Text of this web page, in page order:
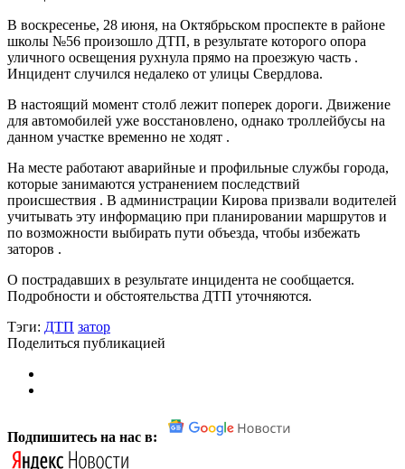
В воскресенье, 28 июня, на Октябрьском проспекте в районе
школы №56 произошло ДТП, в результате которого опора
уличного освещения рухнула прямо на проезжую часть .
Инцидент случился недалеко от улицы Свердлова.
В настоящий момент столб лежит поперек дороги. Движение
для автомобилей уже восстановлено, однако троллейбусы на
данном участке временно не ходят .
На месте работают аварийные и профильные службы города,
которые занимаются устранением последствий
происшествия . В администрации Кирова призвали водителей
учитывать эту информацию при планировании маршрутов и
по возможности выбирать пути объезда, чтобы избежать
заторов .
О пострадавших в результате инцидента не сообщается.
Подробности и обстоятельства ДТП уточняются.
Тэги: ДТП затор
Поделиться публикацией
Подпишитесь на нас в: